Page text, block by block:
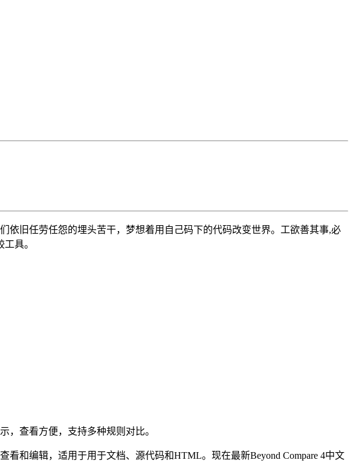
旧任劳任怨的埋头苦干，梦想着用自己码下的代码改变世界。工欲善其事,必
具。
查看方便，支持多种规则对比。
和编辑，适用于用于文档、源代码和HTML。现在最新Beyond Compare 4中文